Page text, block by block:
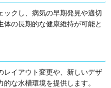
ックし、病気の早期発見や適切
の長期的な健康維持が可能と
レイアウト変更や、新しいデザ
な水槽環境を提供します。